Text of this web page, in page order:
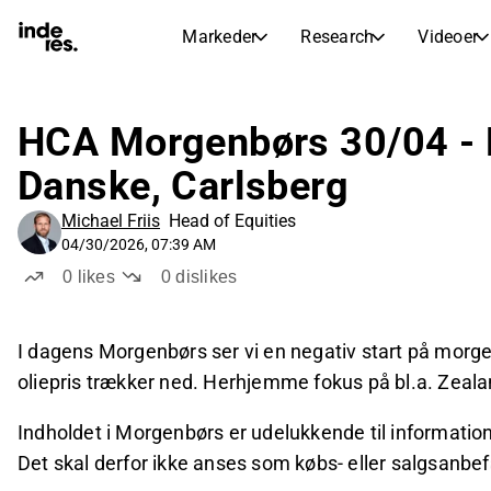
Markeder Research Videoer
Markeder
Børskalender
Research
Ekspertaktieanalyse og anbefalinger
Transskriptioner
Earnings Season
HCA Morgenbørs 30/04 -
Danske, Carlsberg
Michael Friis Head of Equities
04/30/2026, 07:39 AM
0 likes 0dislikes
I dagens Morgenbørs ser vi en negativ start på
oliepris trækker ned. Herhjemme fokus på bl.a.
Indholdet i Morgenbørs er udelukkende til
Det skal derfor ikke anses som købs- eller